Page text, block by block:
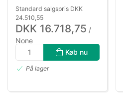
Standard salgspris DKK
24.510,55
DKK 16.718,75 /
None
DKK 13.375,00 ekskl. moms
Køb nu
På lager